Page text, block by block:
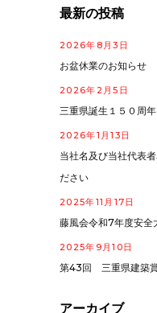
最新の投稿
2026年8月3日
お盆休業のお知らせ
2026年2月5日
三重県誕生１５０周
2026年1月13日
当社名及び当社代表
ださい
2025年11月17日
藤風会令和7年度安全
2025年9月10日
第43回 三重県建築賞
アーカイブ